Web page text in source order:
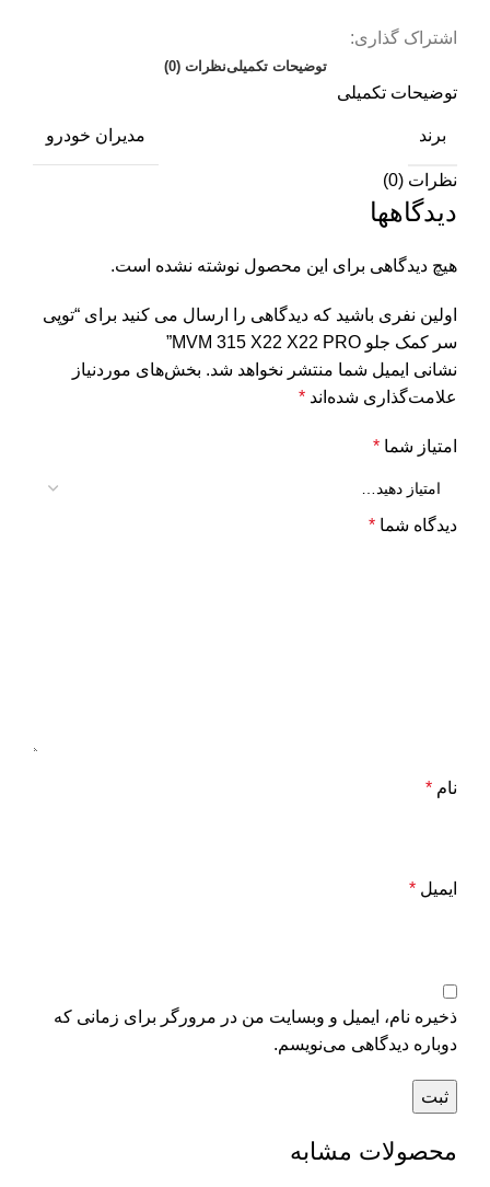
اشتراک گذاری:
توضیحات تکمیلینظرات (0)
توضیحات تکمیلی
برند مدیران خودرو
نظرات (0)
دیدگاهها
هیچ دیدگاهی برای این محصول نوشته نشده است.
اولین نفری باشید که دیدگاهی را ارسال می کنید برای “توپی
سر کمک جلو MVM 315 X22 X22 PRO”
نشانی ایمیل شما منتشر نخواهد شد. بخش‌های موردنیاز
علامت‌گذاری شده‌اند *
امتیاز شما *
دیدگاه شما *
نام *
ایمیل *
ذخیره نام، ایمیل و وبسایت من در مرورگر برای زمانی که
دوباره دیدگاهی می‌نویسم.
محصولات مشابه